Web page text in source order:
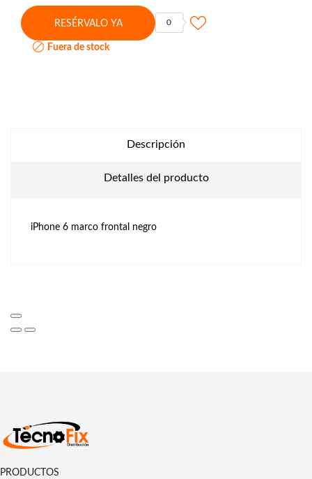
RESÉRVALO YA 0
 Fuera de stock
Descripción
Detalles del producto
iPhone 6 marco frontal negro
PRODUCTOS